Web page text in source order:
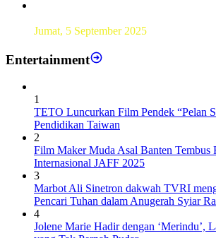
Jumat, 5 September 2025
Entertainment
1
TETO Luncurkan Film Pendek “Pelan
Pendidikan Taiwan
2
Film Maker Muda Asal Banten Tembus
Internasional JAFF 2025
3
Marbot Ali Sinetron dakwah TVRI
Pencari Tuhan dalam Anugerah Syiar
4
Jolene Marie Hadir dengan ‘Merindu’,